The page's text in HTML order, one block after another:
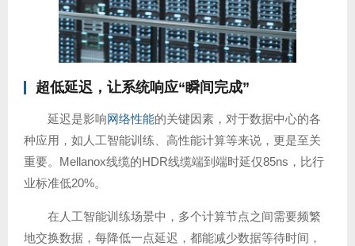
超低延迟 ，让系统响应“瞬间完成”
延迟是影响网络性能的关键因素，对于数据中心的各
种应用，如人工智能训练、高性能计算等来说，更是至关
重要。Mellanox线缆的HDR线缆端到端时延仅85ns，比行
业标准低20%。
在人工智能训练场景中，多个计算节点之间需要频繁
地交换数据，每降低一点延迟，都能减少数据等待时间，